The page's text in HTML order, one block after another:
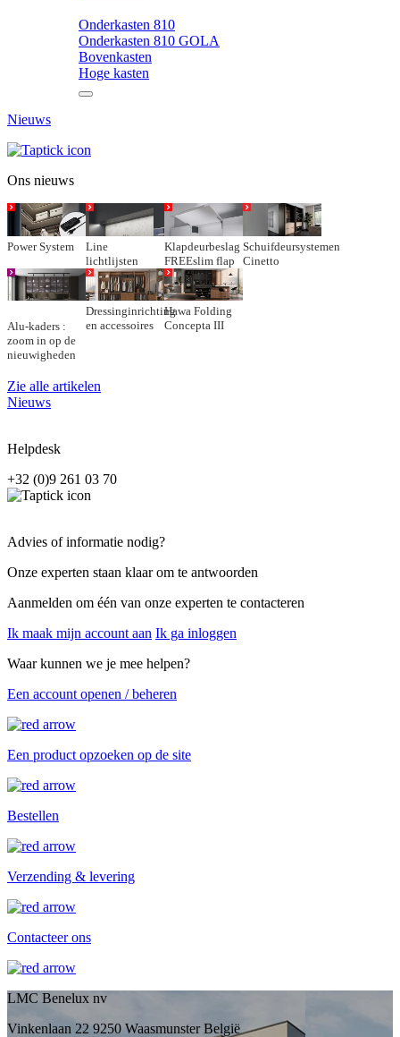
Onderkasten 810
Onderkasten 810 GOLA
Bovenkasten
Hoge kasten
Nieuws
Ons nieuws
Power System
Line
lichtlijsten
Klapdeurbeslag
FREEslim flap
Schuifdeursystemen
Cinetto
Alu-kaders :
zoom in op de
nieuwigheden
Dressinginrichting
en accessoires
Hawa Folding
Concepta III
Zie alle artikelen
Nieuws
Helpdesk
+32 (0)9 261 03 70
Advies of informatie nodig?
Onze experten staan klaar om te antwoorden
Aanmelden om één van onze experten te contacteren
Ik maak mijn account aan Ik ga inloggen
Waar kunnen we je mee helpen?
Een account openen / beheren
Een product opzoeken op de site
Bestellen
Verzending & levering
Contacteer ons
LMC Benelux nv
Vinkenlaan 22 9250 Waasmunster België